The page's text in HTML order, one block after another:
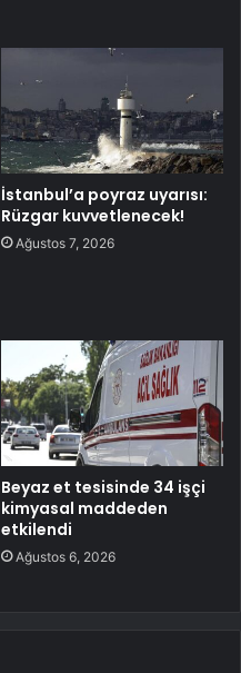
İstanbul’a poyraz uyarısı:
Rüzgar kuvvetlenecek!
Ağustos 7, 2026
Beyaz et tesisinde 34 işçi
kimyasal maddeden
etkilendi
Ağustos 6, 2026